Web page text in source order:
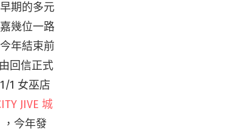
期的多元
幾位一路
年結束前
回信正式
1 女巫店
JIVE 城
，今年發